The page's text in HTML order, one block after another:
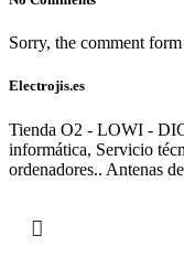
Sorry, the comment
Electrojis.es
Tienda O2 - LOWI -
informática, Servicio
ordenadores.. Antenas